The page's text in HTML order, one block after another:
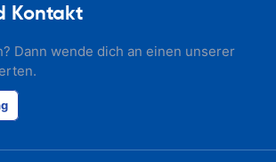
Kontakt
Dann wende dich an einen unserer